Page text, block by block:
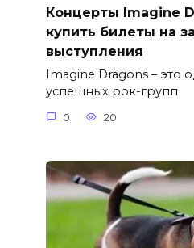
Концерты Imagine
купить билеты на
выступления
Imagine Dragons – это
успешных рок-групп
0 20